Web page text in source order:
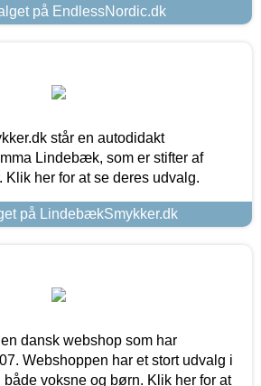
på EndlessNordic.dk
står en autodidakt
Lindebæk, som er stifter af
her for at se deres udvalg.
på LindebækSmykker.dk
dansk webshop som har
Webshoppen har et stort udvalg i
både voksne og børn. Klik her for at